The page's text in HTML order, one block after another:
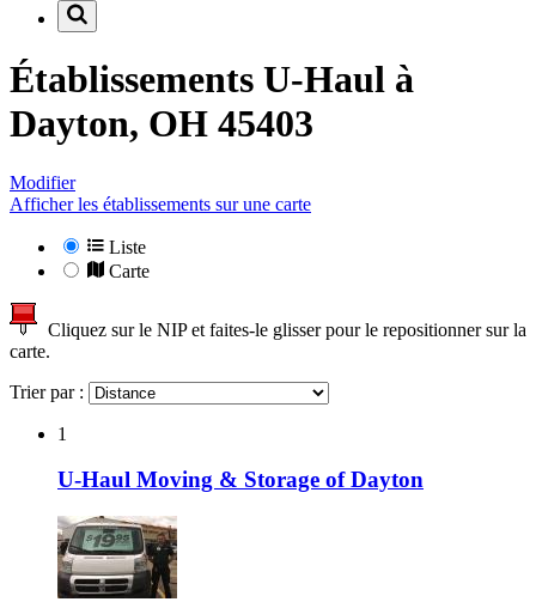
Établissements U-Haul à
Dayton, OH 45403
Modifier
Afficher les établissements sur une carte
Liste
Carte
Cliquez sur le NIP et faites-le glisser pour le repositionner sur la
carte.
Trier par :
1
U-Haul Moving & Storage of Dayton